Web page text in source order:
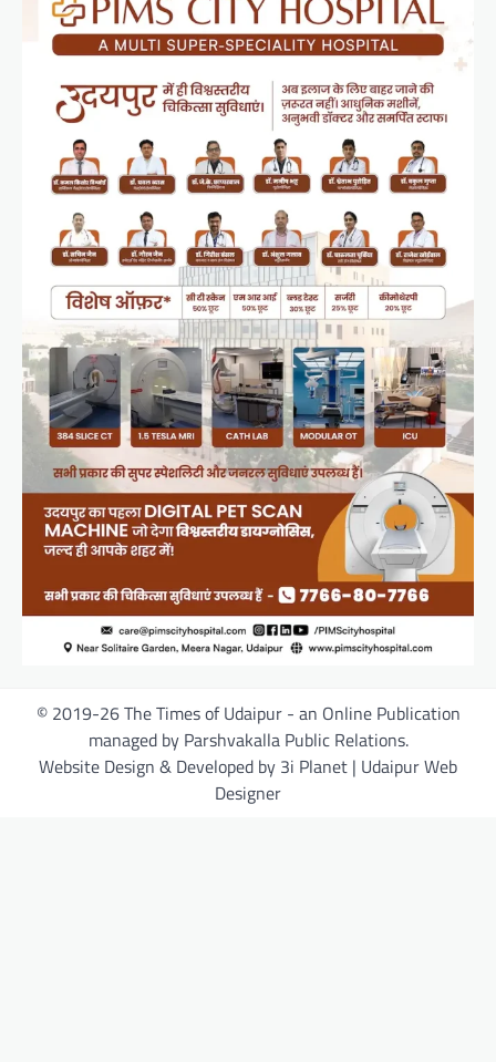
© 2019-26 The Times of Udaipur - an Online Publication
managed by Parshvakalla Public Relations.
Website Design & Developed by 3i Planet | Udaipur Web
Designer